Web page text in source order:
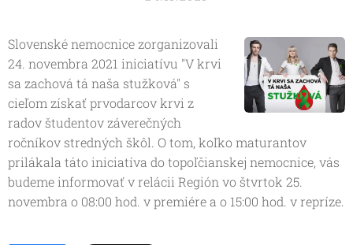
Slovenské nemocnice zorganizovali
24. novembra 2021 iniciatívu "V krvi
sa zachová tá naša stužková" s
cieľom získať prvodarcov krvi z
radov študentov záverečných
ročníkov stredných škôl. O tom, koľko maturantov
prilákala táto iniciatíva do topoľčianskej nemocnice, vás
budeme informovať v relácii Región vo štvrtok 25.
novembra o 08:00 hod. v premiére a o 15:00 hod. v repríze.